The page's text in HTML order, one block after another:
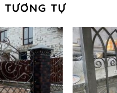
TƯƠNG TỰ